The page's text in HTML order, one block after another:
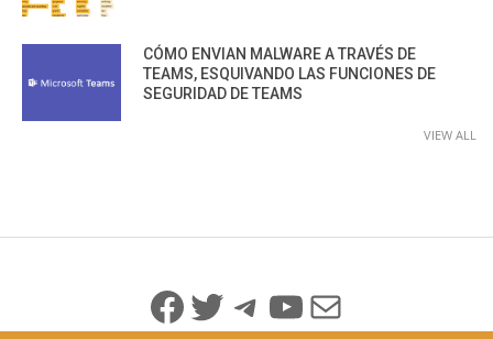
CÓMO ENVIAN MALWARE A TRAVÉS DE
TEAMS, ESQUIVANDO LAS FUNCIONES DE
SEGURIDAD DE TEAMS
VIEW ALL
Facebook
Twitter
Telegram
YouTube
Mail